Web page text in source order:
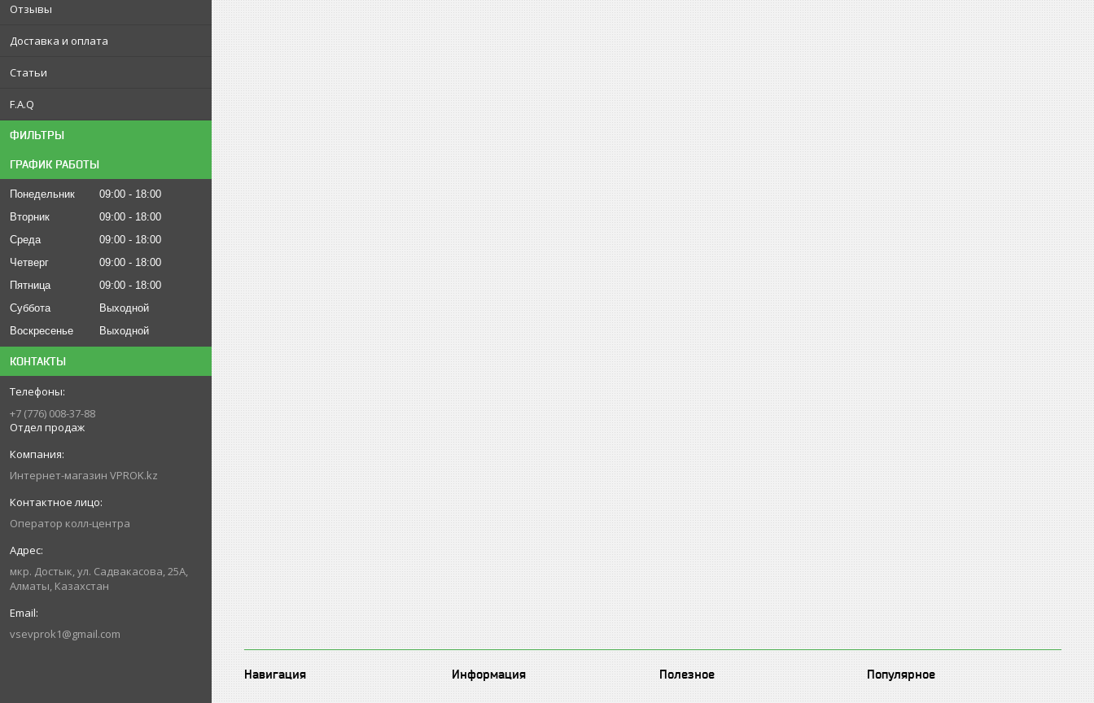
Отзывы
Доставка и оплата
Статьи
F.A.Q
ФИЛЬТРЫ
ГРАФИК РАБОТЫ
Понедельник 09:00
18:00
Вторник
09:00
18:00
Среда
09:00
18:00
Четверг
09:00
18:00
Пятница
09:00
18:00
Суббота
Выходной
Воскресенье
Выходной
КОНТАКТЫ
+7 (776) 008-37-88
Отдел продаж
Интернет-магазин VPROK.kz
Оператор колл-центра
мкр. Достык, ул. Садвакасова, 25А,
Алматы, Казахстан
vsevprok1@gmail.com
Навигация Информация Полезное Популярное